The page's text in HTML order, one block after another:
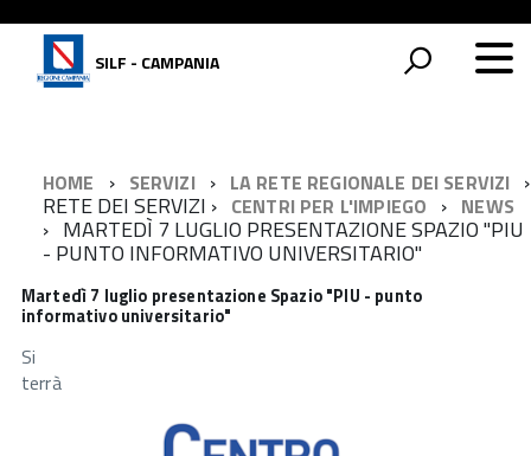
SILF - CAMPANIA
HOME SERVIZI LA RETE REGIONALE DEI SERVIZI
RETE DEI SERVIZI CENTRI PER L'IMPIEGO NEWS
MARTEDÌ 7 LUGLIO PRESENTAZIONE SPAZIO "PIU
- PUNTO INFORMATIVO UNIVERSITARIO"
Martedì 7 luglio presentazione Spazio "PIU - punto
informativo universitario"
Si
terrà